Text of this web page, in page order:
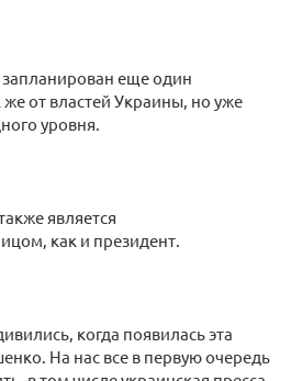
еще один
от властей Украины, но уже
уровня.
является
как и президент.
когда появилась эта
На нас все в первую очередь